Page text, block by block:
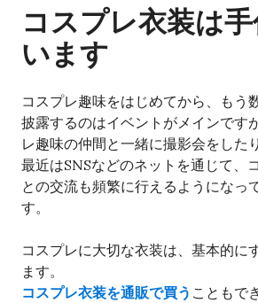
コスプレ衣装は
います
コスプレ趣味をはじめてから、もう
披露するのはイベントがメインです
レ趣味の仲間と一緒に撮影会をした
最近はSNSなどのネットを通じて、
との交流も頻繁に行えるようになっ
す。
コスプレに大切な衣装は、基本的に
ます。
コスプレ衣装を通販で買う こともで